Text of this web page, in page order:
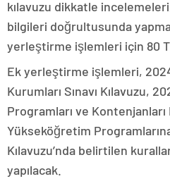
kılavuzu dikkatle
bilgileri doğrultusunda
yerleştirme işlemleri için 80
Ek yerleştirme işlemleri,
Kurumları Sınavı Kılavuzu,
Programları ve
Yükseköğretim
Kılavuzu’nda belirtilen
yapılacak.